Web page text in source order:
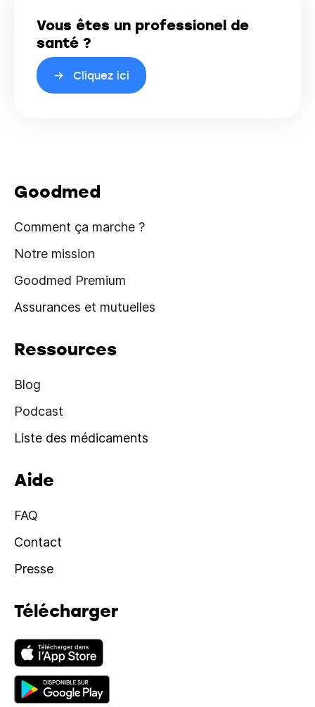
Vous êtes un professionel de
santé ?
Cliquez ici
Goodmed
Comment ça marche ?
Notre mission
Goodmed Premium
Assurances et mutuelles
Ressources
Blog
Podcast
Liste des médicaments
Aide
FAQ
Contact
Presse
Télécharger